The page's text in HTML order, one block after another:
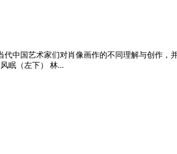
中国艺术家们对肖像画作的不同理解与创作
眠（左下） 林...